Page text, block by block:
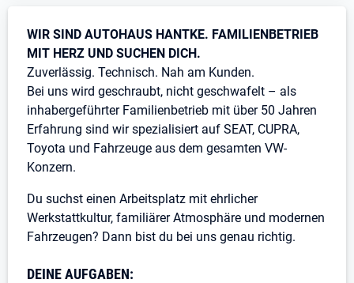
Stellenbeschreibung
WIR SIND AUTOHAUS HANTKE. FAMILIENBETRIEB
MIT HERZ UND SUCHEN DICH.
Zuverlässig. Technisch. Nah am Kunden.
Bei uns wird geschraubt, nicht geschwafelt – als
inhabergeführter Familienbetrieb mit über 50 Jahren
Erfahrung sind wir spezialisiert auf SEAT, CUPRA,
Toyota und Fahrzeuge aus dem gesamten VW-
Konzern.
Du suchst einen Arbeitsplatz mit ehrlicher
Werkstattkultur, familiärer Atmosphäre und modernen
Fahrzeugen? Dann bist du bei uns genau richtig.
DEINE AUFGABEN: